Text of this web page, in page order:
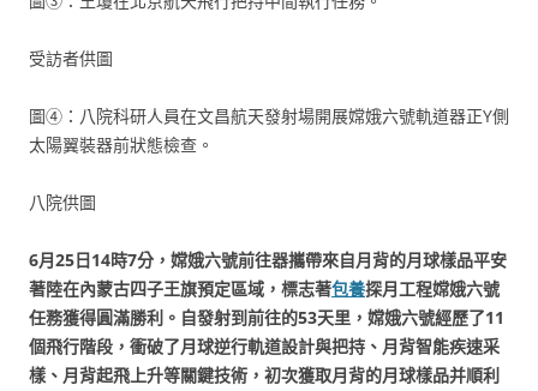
受訪者供圖
圖④：八院科研人員在文昌航天發射場開展嫦娥六號軌道器正Y側
太陽翼裝器前狀態檢查。
八院供圖
6月25日14時7分，嫦娥六號前往器攜帶來自月背的月球樣品平安
著陸在內蒙古四子王旗預定區域，標志著包養探月工程嫦娥六號
任務獲得圓滿勝利。自發射到前往的53天里，嫦娥六號經歷了11
個飛行階段，衝破了月球逆行軌道設計與把持、月背智能疾速采
樣、月背起飛上升等關鍵技術，初次獲取月背的月球樣品并順利